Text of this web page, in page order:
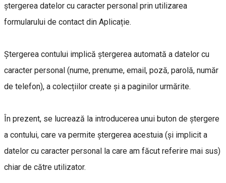
ștergerea datelor cu caracter personal prin utilizarea
formularului de contact din Aplicație.
Ștergerea contului implică ștergerea automată a datelor cu
caracter personal (nume, prenume, email, poză, parolă, număr
de telefon), a colecțiilor create și a paginilor urmărite.
În prezent, se lucrează la introducerea unui buton de ștergere
a contului, care va permite ștergerea acestuia (și implicit a
datelor cu caracter personal la care am făcut referire mai sus)
chiar de către utilizator.